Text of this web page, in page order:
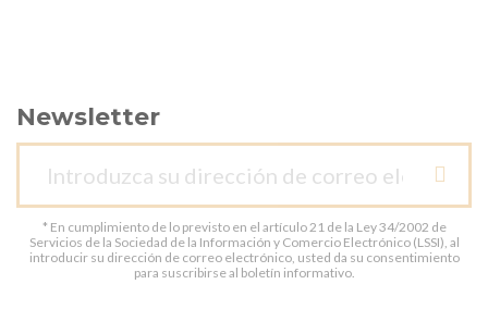
Newsletter
* En cumplimiento de lo previsto en el artículo 21 de la Ley 34/2002 de
Servicios de la Sociedad de la Información y Comercio Electrónico (LSSI), al
introducir su dirección de correo electrónico, usted da su consentimiento
para suscribirse al boletín informativo.